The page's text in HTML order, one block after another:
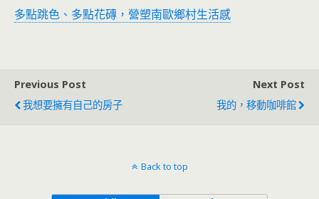
多點跳色、多點花磚，營塑南歐鄉村生活感
Previous Post
我想要擁有自己的房子
Next Post
我的，移動咖啡館
Back to top